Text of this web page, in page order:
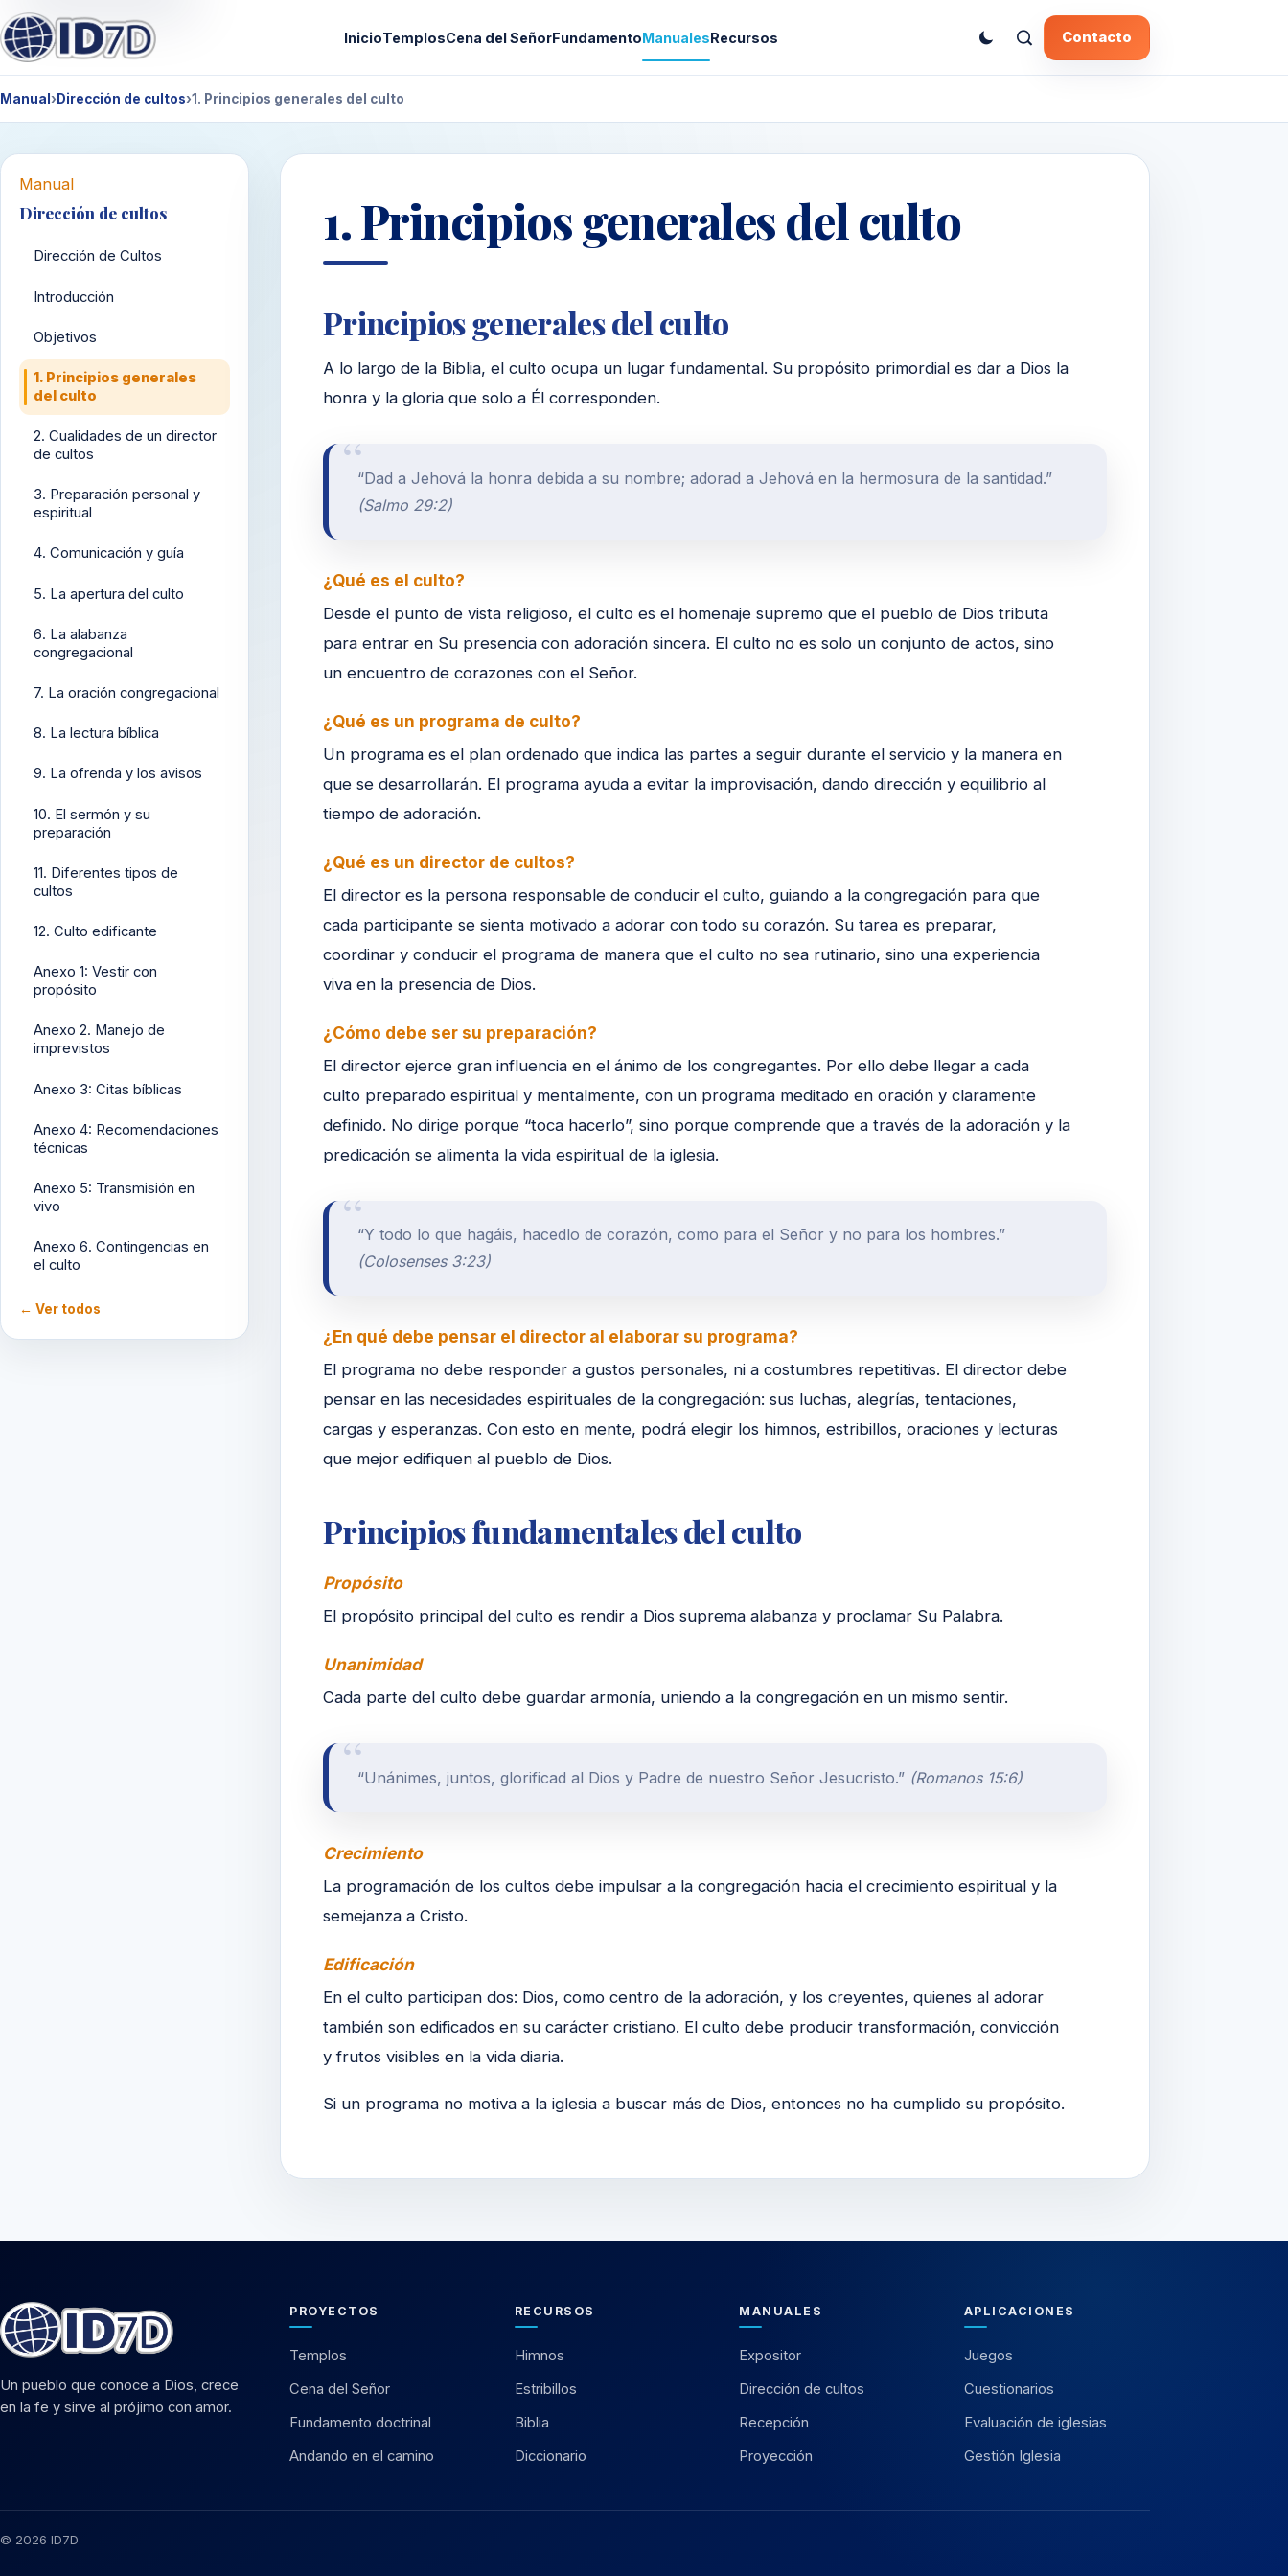
InicioTemplosCena del SeñorFundamentoManualesRecursos Contacto
Manual›Dirección de cultos›1. Principios generales del culto
Manual
Dirección de cultos
Dirección de Cultos
Introducción
Objetivos
1. Principios generales
del culto
2. Cualidades de un director
de cultos
3. Preparación personal y
espiritual
4. Comunicación y guía
5. La apertura del culto
6. La alabanza
congregacional
7. La oración congregacional
8. La lectura bíblica
9. La ofrenda y los avisos
10. El sermón y su
preparación
11. Diferentes tipos de
cultos
12. Culto edificante
Anexo 1: Vestir con
propósito
Anexo 2. Manejo de
imprevistos
Anexo 3: Citas bíblicas
Anexo 4: Recomendaciones
técnicas
Anexo 5: Transmisión en
vivo
Anexo 6. Contingencias en
el culto
← Ver todos
1. Principios generales del culto
Principios generales del culto
A lo largo de la Biblia, el culto ocupa un lugar fundamental. Su propósito primordial es dar a Dios la
honra y la gloria que solo a Él corresponden.
“Dad a Jehová la honra debida a su nombre; adorad a Jehová en la hermosura de la santidad.”
(Salmo 29:2)
¿Qué es el culto?
Desde el punto de vista religioso, el culto es el homenaje supremo que el pueblo de Dios tributa
para entrar en Su presencia con adoración sincera. El culto no es solo un conjunto de actos, sino
un encuentro de corazones con el Señor.
¿Qué es un programa de culto?
Un programa es el plan ordenado que indica las partes a seguir durante el servicio y la manera en
que se desarrollarán. El programa ayuda a evitar la improvisación, dando dirección y equilibrio al
tiempo de adoración.
¿Qué es un director de cultos?
El director es la persona responsable de conducir el culto, guiando a la congregación para que
cada participante se sienta motivado a adorar con todo su corazón. Su tarea es preparar,
coordinar y conducir el programa de manera que el culto no sea rutinario, sino una experiencia
viva en la presencia de Dios.
¿Cómo debe ser su preparación?
El director ejerce gran influencia en el ánimo de los congregantes. Por ello debe llegar a cada
culto preparado espiritual y mentalmente, con un programa meditado en oración y claramente
definido. No dirige porque “toca hacerlo”, sino porque comprende que a través de la adoración y la
predicación se alimenta la vida espiritual de la iglesia.
“Y todo lo que hagáis, hacedlo de corazón, como para el Señor y no para los hombres.”
(Colosenses 3:23)
¿En qué debe pensar el director al elaborar su programa?
El programa no debe responder a gustos personales, ni a costumbres repetitivas. El director debe
pensar en las necesidades espirituales de la congregación: sus luchas, alegrías, tentaciones,
cargas y esperanzas. Con esto en mente, podrá elegir los himnos, estribillos, oraciones y lecturas
que mejor edifiquen al pueblo de Dios.
Principios fundamentales del culto
Propósito
El propósito principal del culto es rendir a Dios suprema alabanza y proclamar Su Palabra.
Unanimidad
Cada parte del culto debe guardar armonía, uniendo a la congregación en un mismo sentir.
“Unánimes, juntos, glorificad al Dios y Padre de nuestro Señor Jesucristo.” (Romanos 15:6)
Crecimiento
La programación de los cultos debe impulsar a la congregación hacia el crecimiento espiritual y la
semejanza a Cristo.
Edificación
En el culto participan dos: Dios, como centro de la adoración, y los creyentes, quienes al adorar
también son edificados en su carácter cristiano. El culto debe producir transformación, convicción
y frutos visibles en la vida diaria.
Si un programa no motiva a la iglesia a buscar más de Dios, entonces no ha cumplido su propósito.
Un pueblo que conoce a Dios, crece
en la fe y sirve al prójimo con amor.
PROYECTOS
Templos
Cena del Señor
Fundamento doctrinal
Andando en el camino
RECURSOS
Himnos
Estribillos
Biblia
Diccionario
MANUALES
Expositor
Dirección de cultos
Recepción
Proyección
APLICACIONES
Juegos
Cuestionarios
Evaluación de iglesias
Gestión Iglesia
© 2026 ID7D